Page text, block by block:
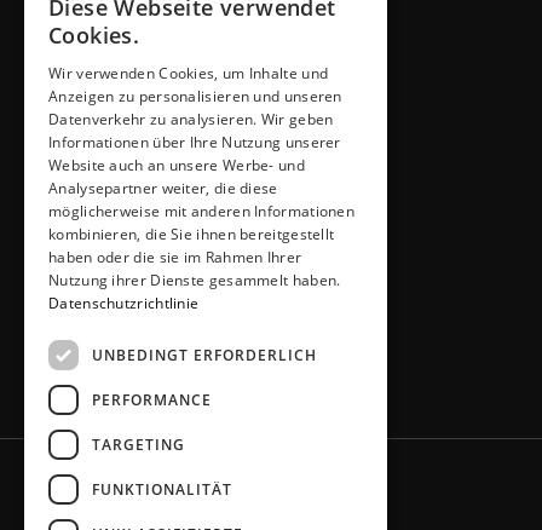
Beratung vereinbaren
ADRESSE & KONTAKT
Küchen Thiemann
Thiemann GmbH
Krombacher Straße 4
51491 Overath
02206 / 6461
info@kuechen-thiemann.de
ÖFFNUNGSZEITEN
Mo – Fr
9 – 18 Uhr
Sa
9 – 13 Uhr
oder gerne nach Absprache
Diese Webseite verwendet
Cookies.
Wir verwenden Cookies, um Inhalte und
Anzeigen zu personalisieren und unseren
Datenverkehr zu analysieren. Wir geben
Informationen über Ihre Nutzung unserer
Website auch an unsere Werbe- und
Analysepartner weiter, die diese
möglicherweise mit anderen Informationen
kombinieren, die Sie ihnen bereitgestellt
haben oder die sie im Rahmen Ihrer
Nutzung ihrer Dienste gesammelt haben.
Datenschutzrichtlinie
UNBEDINGT ERFORDERLICH
PERFORMANCE
TARGETING
FUNKTIONALITÄT